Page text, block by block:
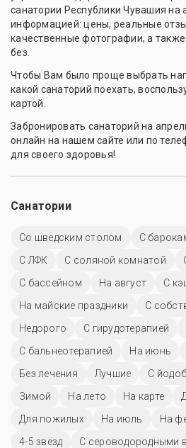
санатории Республики Чувашия на
информацией: цены, реальные
качественные фотографии, а
без.
Чтобы Вам было проще выбрать
какой санаторий поехать,
картой.
Забронировать санаторий на
онлайн на нашем сайте или по
для своего здоровья!
Санатории
Со шведским столом С
С ЛФК
С соляной комнатой
C бассейном
На август С
На майские праздники
С
Недорого
С гирудотерапией
С бальнеотерапией
На июнь
Без лечения
Лучшие
С
Зимой
На лето На карте
Для пожилых
На июль На
4-5 звёзд
С сероводородными